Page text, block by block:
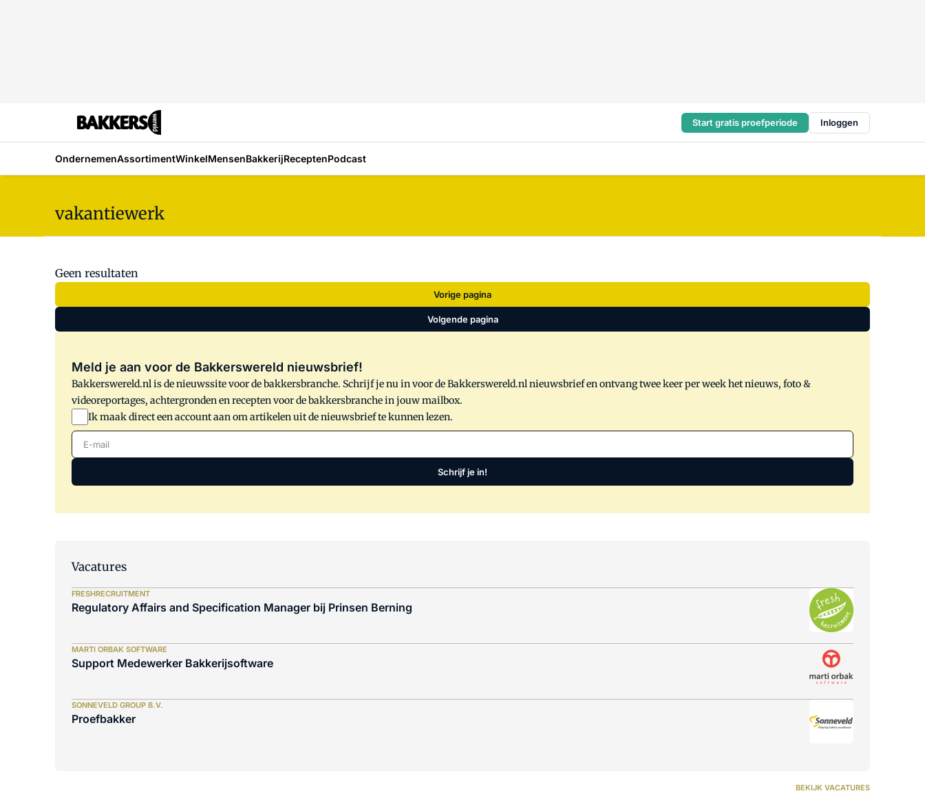
Start gratis proefperiode Inloggen
OndernemenAssortimentWinkelMensenBakkerijReceptenPodcast
vakantiewerk
Geen resultaten
Vorige pagina
Volgende pagina
Meld je aan voor de Bakkerswereld nieuwsbrief!
Bakkerswereld.nl is de nieuwssite voor de bakkersbranche. Schrijf je nu in voor de Bakkerswereld.nl nieuwsbrief en ontvang twee keer per week het nieuws, foto &
videoreportages, achtergronden en recepten voor de bakkersbranche in jouw mailbox.
Ik maak direct een account aan om artikelen uit de nieuwsbrief te kunnen lezen.
E-mail
Schrijf je in!
Vacatures
FRESHRECRUITMENT
Regulatory Affairs and Specification Manager bij Prinsen Berning
MARTI ORBAK SOFTWARE
Support Medewerker Bakkerijsoftware
SONNEVELD GROUP B.V.
Proefbakker
BEKIJK VACATURES